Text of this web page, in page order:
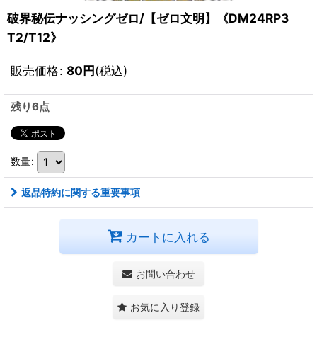
破界秘伝ナッシングゼロ/【ゼロ文明】《DM24RP3
T2/T12》
販売価格: 80円(税込)
残り6点
数量:
返品特約に関する重要事項
カートに入れる
お問い合わせ
お気に入り登録